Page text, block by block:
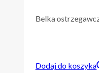
Belka
Dodaj do koszyka